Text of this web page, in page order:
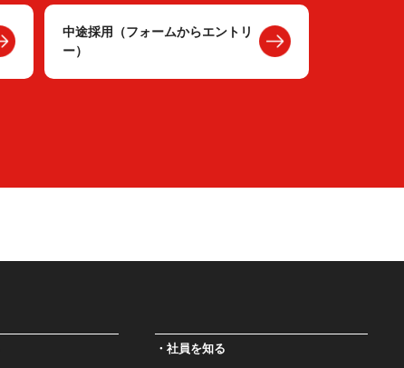
中途採用（フォームからエントリ
ー）
社員を知る